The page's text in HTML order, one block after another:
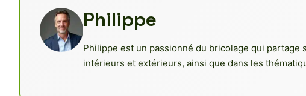
Philippe
Philippe est un passionné du bricolage qui
intérieurs et extérieurs, ainsi que dans les